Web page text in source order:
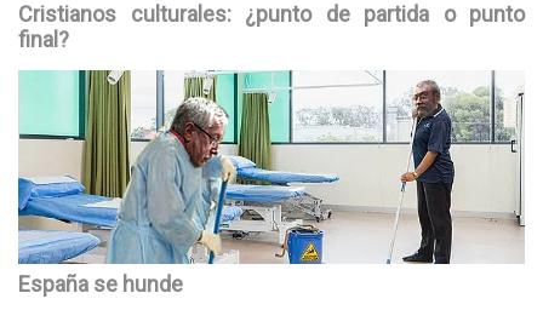
Cristianos culturales: ¿punto de partida o punto
final?
España se hunde